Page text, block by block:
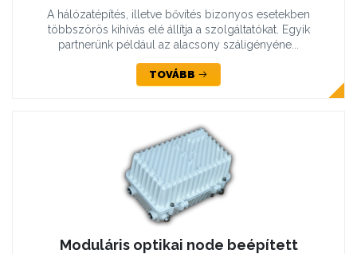
A hálózatépítés, illetve bővítés bizonyos esetekben
többszörös kihívás elé állítja a szolgáltatókat. Egyik
partnerünk például az alacsony száligényéne...
TOVÁBB
Moduláris optikai node beépített